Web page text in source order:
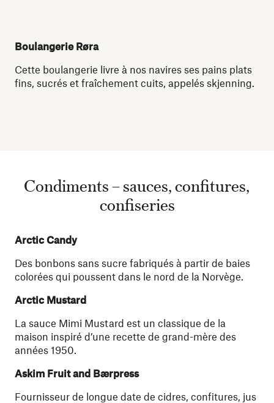
Boulangerie Røra
Cette boulangerie livre à nos navires ses pains plats
fins, sucrés et fraîchement cuits, appelés skjenning.
Condiments – sauces, confitures,
confiseries
Arctic Candy
Des bonbons sans sucre fabriqués à partir de baies
colorées qui poussent dans le nord de la Norvège.
Arctic Mustard
La sauce Mimi Mustard est un classique de la
maison inspiré d’une recette de grand-mère des
années 1950.
Askim Fruit and Bærpress
Fournisseur de longue date de cidres, confitures, jus